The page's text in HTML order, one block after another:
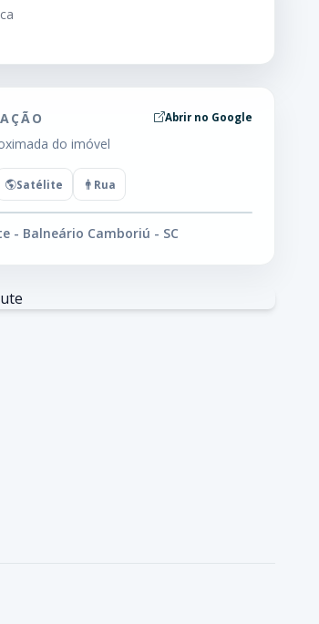
do imóvel
Abrir no Google
Satélite Rua
- Balneário Camboriú - SC